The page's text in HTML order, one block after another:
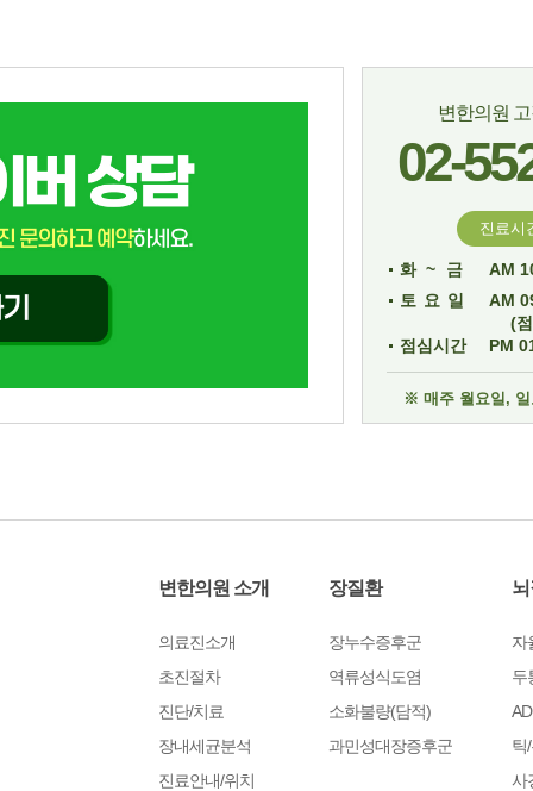
변한의원
02-
진료시
화~금
AM
토요일
AM
(
점심시간
PM
※ 매주 월요일,
변한의원 소개
의료진소개
초진절차
진단/치료
장내세균분석
진료안내/위치
장질환
장누수증후군
역류성식도염
소화불량(담적)
과민성대장증후군
자
두
틱
사